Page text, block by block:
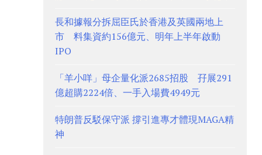
長和據報分拆屈臣氏於香港及英國兩地上
市 料集資約156億元、明年上半年啟動
IPO
「羊小咩」母企量化派2685招股 孖展291
億超購2224倍、一手入場費4949元
特朗普反駁保守派 撐引進專才體現MAGA精
神